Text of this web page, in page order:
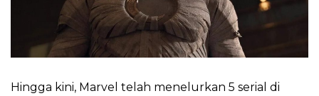
Hingga kini, Marvel telah menelurkan 5 serial di